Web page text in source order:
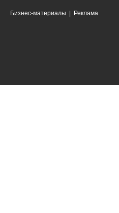
Бизнес-материалы Реклама